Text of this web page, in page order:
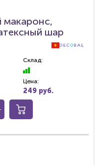
шар
Склад:
Цена:
249 руб.